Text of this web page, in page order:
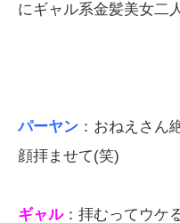
にギャル系金髪美女二
パーヤン ：おねえさん
顔拝ませて(笑)
ギャル：拝むってウケ